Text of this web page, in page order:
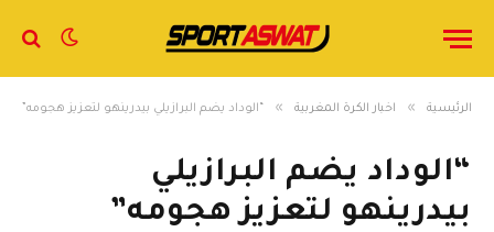
الرئيسية » اخبار الكرة المغربية » “الوداد يضم البرازيلي بيدرينهو لتعزيز هجومه”
“الوداد يضم البرازيلي
بيدرينهو لتعزيز هجومه”